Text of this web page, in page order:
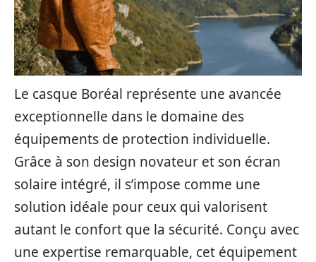
Le casque Boréal représente une avancée
exceptionnelle dans le domaine des
équipements de protection individuelle.
Grâce à son design novateur et son écran
solaire intégré, il s’impose comme une
solution idéale pour ceux qui valorisent
autant le confort que la sécurité. Conçu avec
une expertise remarquable, cet équipement